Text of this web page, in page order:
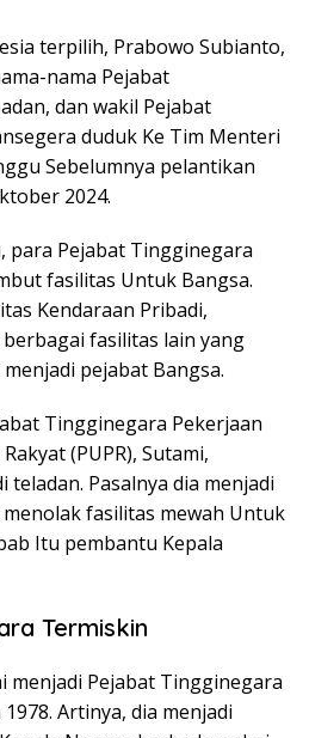
terpilih, Prabowo Subianto,
nama Pejabat
dan wakil Pejabat
duduk Ke Tim Menteri
Sebelumnya pelantikan
2024.
para Pejabat Tingginegara
fasilitas Untuk Bangsa.
Kendaraan Pribadi,
fasilitas lain yang
pejabat Bangsa.
Tingginegara Pekerjaan
(PUPR), Sutami,
teladan. Pasalnya dia menjadi
fasilitas mewah Untuk
Itu pembantu Kepala
Termiskin
menjadi Pejabat Tingginegara
Artinya, dia menjadi